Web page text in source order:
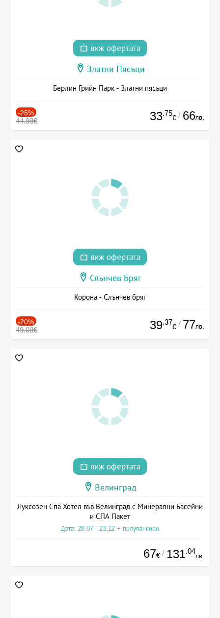
виж офертата
Златни Пясъци
Берлин Грийн Парк - Златни пясъци
-25%
44.99€ 33.75
€ / 66лв.
виж офертата
Слънчев Бряг
Корона - Слънчев бряг
-20%
49.08€ 39.37
€ / 77лв.
виж офертата
Велинград
Луксозен Спа Хотел във Велинград с Минерални Басейни
и СПА Пакет
Дата: 28.07 - 23.12 + полупансион
67€ / 131.04
лв.